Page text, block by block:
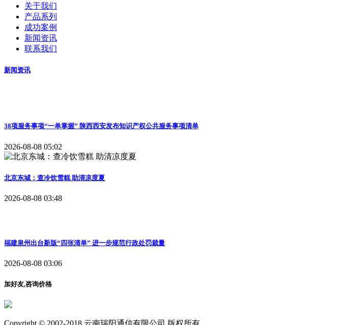
关于我们
产品系列
成功案例
新闻资讯
联系我们
新闻资讯
38项服务事项“一单掌握” 陕西西安发布知识产权公共服务事项清单
2026-08-08 05:02
北京东城：查冷饮雪糕 助清凉度夏
2026-08-08 03:48
福建泉州出台新版“四张清单” 进一步规范行政处罚裁量
2026-08-08 03:06
加好友,咨询价格
Copyright © 2002-2018 云南瑞阳通信有限公司 版权所有